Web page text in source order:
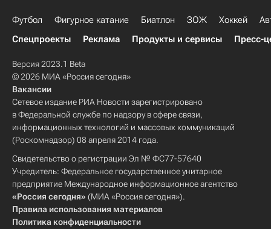
Футбол Фигурное катание Биатлон ЗОЖ Хоккей
Спецпроекты
Реклама Продукты и сервисы Пресс-
Версия 2023.1 Beta
© 2026 МИА «Россия сегодня»
Вакансии
Сетевое издание РИА Новости зарегистрировано
в Федеральной службе по надзору в сфере связи,
информационных технологий и массовых коммуникаций
(Роскомнадзор) 08 апреля 2014 года.
Свидетельство о регистрации Эл № ФС77-57640
Учредитель: Федеральное государственное унитарное
предприятие Международное информационное агентство
«Россия сегодня» (МИА «Россия сегодня»).
Правила использования материалов
Политика конфиденциальности